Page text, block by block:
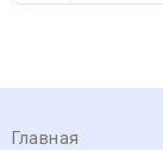
Главная